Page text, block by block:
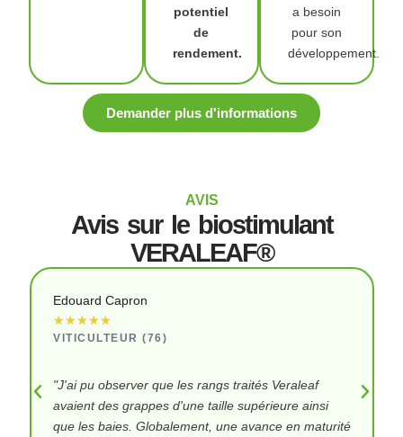
potentiel
de
rendement.
a besoin
pour son
développement.
Demander plus d'informations
AVIS
Avis sur le biostimulant
VERALEAF®
Edouard Capron
★★★★★
VITICULTEUR (76)
"J'ai pu observer que les rangs traités Veraleaf
avaient des grappes d'une taille supérieure ainsi
que les baies. Globalement, une avance en maturité